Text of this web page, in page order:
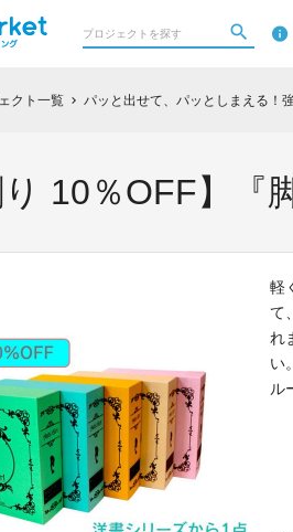
クト一覧 chevron_right パッと出せて、パッとしまえる！
り 10％OFF】
軽
て
れ
い
ル